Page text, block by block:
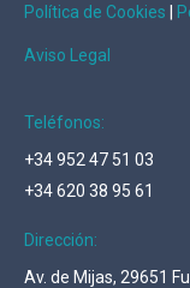
Política de Cookies
Aviso Legal
Teléfonos:
+34 952 47 51 03
+34 620 38 95 61
Dirección:
Av. de Mijas, 29651